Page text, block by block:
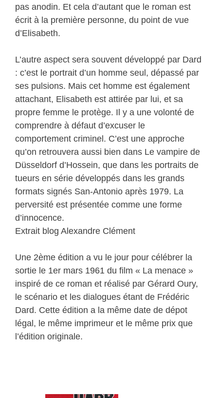
pas anodin. Et cela d’autant que le roman est
écrit à la première personne, du point de vue
d’Elisabeth.
L’autre aspect sera souvent développé par Dard
: c’est le portrait d’un homme seul, dépassé par
ses pulsions. Mais cet homme est également
attachant, Elisabeth est attirée par lui, et sa
propre femme le protège. Il y a une volonté de
comprendre à défaut d’excuser le
comportement criminel. C’est une approche
qu’on retrouvera aussi bien dans Le vampire de
Düsseldorf d’Hossein, que dans les portraits de
tueurs en série développés dans les grands
formats signés San-Antonio après 1979. La
perversité est présentée comme une forme
d’innocence.
Extrait blog Alexandre Clément
Une 2ème édition a vu le jour pour célébrer la
sortie le 1er mars 1961 du film « La menace »
inspiré de ce roman et réalisé par Gérard Oury,
le scénario et les dialogues étant de Frédéric
Dard. Cette édition a la même date de dépot
légal, le même imprimeur et le même prix que
l’édition originale.